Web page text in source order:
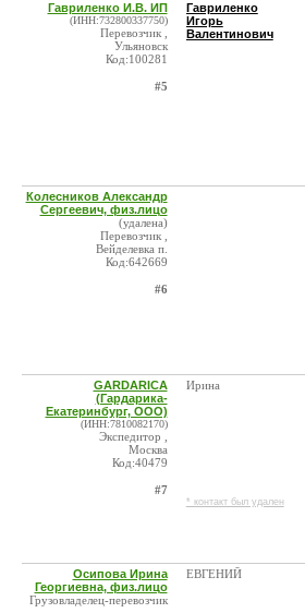
Гавриленко И.В. ИП
(ИНН:732800337750)
Перевозчик ,
Ульяновск
Код:100281
#5
Гавриленко
Игорь
Валентинович
Колесников Александр
Сергеевич, физ.лицо
(удалена)
Перевозчик ,
Вейделевка п.
Код:642669
#6
GARDARICA
(Гардарика-
Екатеринбург, ООО)
(ИНН:7810082170)
Экспедитор ,
Москва
Код:40479
#7
Ирина
* контакт был удален
Осипова Ирина
Георгиевна, физ.лицо
Грузовладелец-перевозчик
ЕВГЕНИЙ